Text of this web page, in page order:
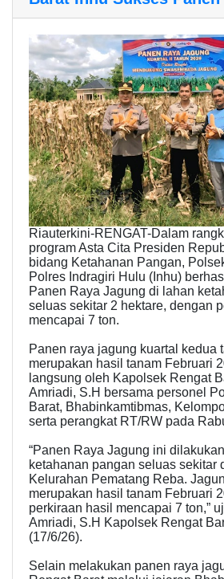
Riauterkini-RENGAT-Dalam
program Asta Cita Presiden
bidang Ketahanan Pangan,
Polres Indragiri Hulu (Inhu)
Panen Raya Jagung di lahan
seluas sekitar 2 hektare, dengan
mencapai 7 ton.
Panen raya jagung kuartal kedua
merupakan hasil tanam Februari
langsung oleh Kapolsek Rengat
Amriadi, S.H bersama personel
Barat, Bhabinkamtibmas,
serta perangkat RT/RW pada
“Panen Raya Jagung ini
ketahanan pangan seluas sekitar
Kelurahan Pematang Reba.
merupakan hasil tanam Februari
perkiraan hasil mencapai 7 ton,”
Amriadi, S.H Kapolsek Rengat
(17/6/26).
Selain melakukan panen raya